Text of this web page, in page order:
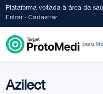
Plataforma voltada à área da
Entrar· Cadastrar
para
Azilect